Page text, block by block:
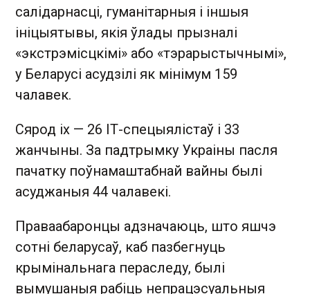
салідарнасці, гуманітарныя і іншыя
ініцыятывы, якія ўлады прызналі
«экстрэмісцкімі» або «тэрарыстычнымі»,
у Беларусі асудзілі як мінімум 159
чалавек.
Сярод іх — 26 ІТ-спецыялістаў і 33
жанчыны. За падтрымку Украіны пасля
пачатку поўнамаштабнай вайны былі
асуджаныя 44 чалавекі.
Праваабаронцы адзначаюць, што яшчэ
сотні беларусаў, каб пазбегнуць
крымінальнага пераследу, былі
вымушаныя рабіць непрацэсуальныя